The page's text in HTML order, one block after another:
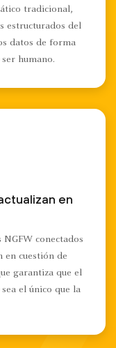
tradicional,
estructurados del
datos de forma
humano.
en
conectados
en cuestión de
garantiza que el
el único que la